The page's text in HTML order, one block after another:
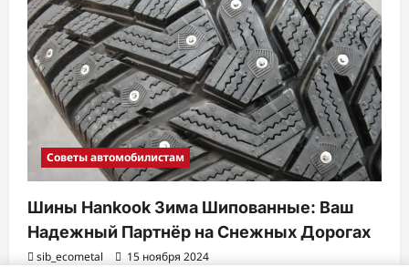
Советы автомобилистам
Шины Hankook Зима Шипованные: Ваш
Надежный Партнёр на Снежных Дорогах
sib_ecometal 15 ноября 2024